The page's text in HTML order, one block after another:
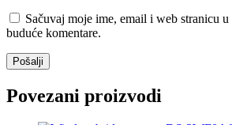
Sačuvaj moje ime, email i web stranicu
buduće komentare.
Povezani proizvodi